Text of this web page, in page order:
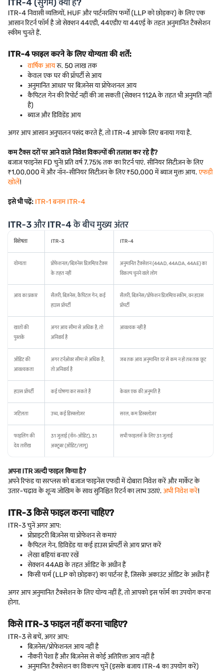
ITR-4 (सुगम) क्या है?
ITR-4 निवासी व्यक्तियों, HUF और पार्टनरशिप फर्मों (LLP को छोड़कर) के लिए एक
आसान रिटर्न फॉर्म है जो सेक्शन 44एडी, 44एडीए या 44एई के तहत अनुमानित टैक्सेशन
स्कीम चुनते हैं.
ITR-4 फाइल करने के लिए योग्यता की शर्तें:
वार्षिक आयरु. 50 लाख तक
केवल एक घर की प्रॉपर्टी से आय
अनुमानित आधार पर बिज़नेस या प्रोफेशनल आय
कैपिटल गेन की रिपोर्ट नहीं की जा सकती (सेक्शन 112A के तहत भी अनुमति नहीं
है)
ब्याज और डिविडेंड आय
अगर आप आसान अनुपालन पसंद करते हैं, तो ITR-4 आपके लिए बनाया गया है.
कम टैक्स दरों पर आने वाले निवेश विकल्पों की तलाश कर रहे हैं?
बजाज फाइनेंस FD चुनें! प्रति वर्ष 7.75% तक का रिटर्न पाएं. सीनियर सिटीज़न के लिए
₹1,00,000 में और नॉन-सीनियर सिटीज़न के लिए ₹50,000 में ब्याज मुक्त आय.एफडी
खोलें!
इसे भी पढ़ें: ITR-1 बनाम ITR-4
ITR-3 और ITR-4 के बीच मुख्य अंतर
विशेषता ITR-3 ITR-4
योग्यता
प्रोफेशनल/बिज़नेस प्रिज़म्प्टिव टैक्स
के तहत नहीं
अनुमानित टैक्सेशन (44AD, 44ADA, 44AE) का
विकल्प चुनने वाले लोग
आय का प्रकार
सैलरी, बिज़नेस, कैपिटल गेन, कई
हाउस प्रॉपर्टी
सैलरी, बिज़नेस/प्रोफेशन प्रिज़म्प्टिव स्कीम, वन हाउस
प्रॉपर्टी
खातों की
पुस्तकें
अगर आय सीमा से अधिक है, तो
अनिवार्य है
आवश्यक नहीं है
ऑडिट की
आवश्यकता
अगर टर्नओवर सीमा से अधिक है,
तो अनिवार्य है
जब तक आय अनुमानित दर से कम न हो तब तक छूट
हाउस प्रॉपर्टी कई घोषणा कर सकते हैं केवल एक की अनुमति है
जटिलता उच्च, कई डिस्क्लोज़र सरल, कम डिस्क्लोज़र
फाइलिंग की
देय तारीख
31 जुलाई (नॉन-ऑडिट), 31
अक्टूबर (ऑडिट/लागू)
सभी फाइलर्स के लिए 31 जुलाई
अपना ITR जल्दी फाइल किया है?
अपने रिफंड या सरप्लस को बजाज फाइनेंस एफडी में दोबारा निवेश करें और मार्केट के
उतार-चढ़ाव के शून्य जोखिम के साथ सुनिश्चित रिटर्न का लाभ उठाएं. अभी निवेश करें!
ITR-3 किसे फाइल करना चाहिए?
ITR-3 चुनें अगर आप:
प्रोप्राइटरी बिज़नेस या प्रोफेशन से कमाएं
कैपिटल गेन, डिविडेंड या कई हाउस प्रॉपर्टी से आय प्राप्त करें
लेखा बहियां बनाए रखें
सेक्शन 44AB के तहत ऑडिट के अधीन हैं
किसी फर्म (LLP को छोड़कर) का पार्टनर है, जिसके अकाउंट ऑडिट के अधीन हैं
अगर आप अनुमानित टैक्सेशन के लिए योग्य नहीं हैं, तो आपको इस फॉर्म का उपयोग करना
होगा.
किसे ITR-3 फाइल नहीं करना चाहिए?
ITR-3 से बचें, अगर आप:
बिज़नेस/प्रोफेशनल आय नहीं है
नौकरी पेशा हैं और बिज़नेस से कोई अतिरिक्त आय नहीं है
अनुमानित टैक्सेशन का विकल्प चुनें (इसके बजाय ITR-4 का उपयोग करें)